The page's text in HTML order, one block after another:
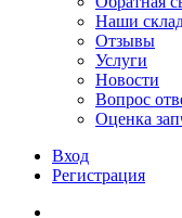
Наши
Отзывы
Услуги
Новости
Вопрос
Оценка
Вход
Регистрация